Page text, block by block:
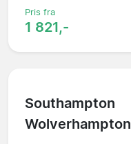
Pris fra
1 821,-
Southampton
Wolverhampton